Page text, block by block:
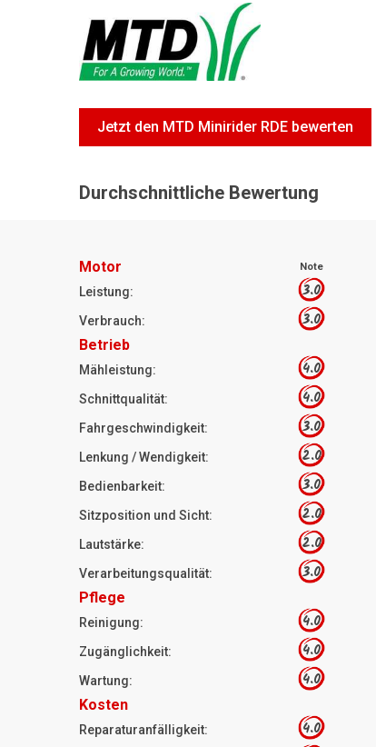
Jetzt den MTD Minirider RDE bewerten
Durchschnittliche Bewertung
Motor Note
Leistung: 3.0
Verbrauch: 3.0
Betrieb
Mähleistung: 4.0
Schnittqualität: 4.0
Fahrgeschwindigkeit: 3.0
Lenkung / Wendigkeit: 2.0
Bedienbarkeit: 3.0
Sitzposition und Sicht: 2.0
Lautstärke: 2.0
Verarbeitungsqualität: 3.0
Pflege
Reinigung: 4.0
Zugänglichkeit: 4.0
Wartung: 4.0
Kosten
Reparaturanfälligkeit: 4.0